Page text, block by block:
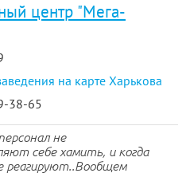
центр "Мега-
на карте Харькова
38-65
не
себе хамить, и когда
реагируют..Вообщем